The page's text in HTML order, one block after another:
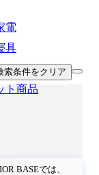
電
具
ト商品
索条件をクリア
BASEでは、